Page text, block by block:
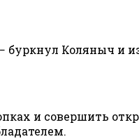
буркнул Коляныч и
и совершить